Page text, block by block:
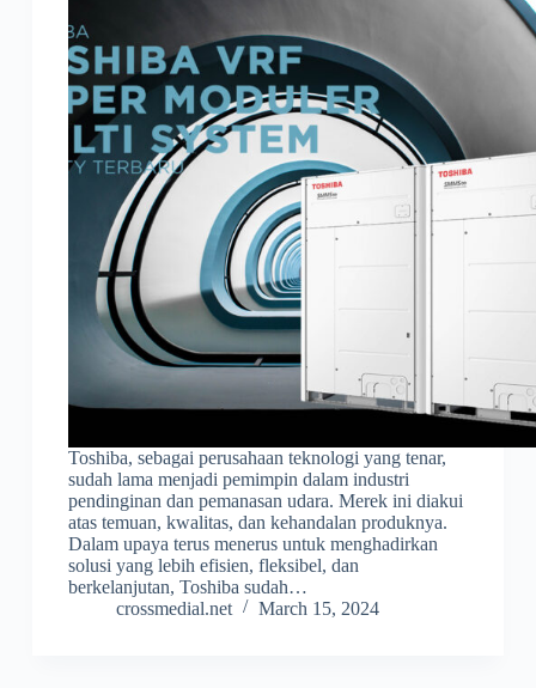
Toshiba, sebagai perusahaan teknologi yang tenar,
sudah lama menjadi pemimpin dalam industri
pendinginan dan pemanasan udara. Merek ini diakui
atas temuan, kwalitas, dan kehandalan produknya.
Dalam upaya terus menerus untuk menghadirkan
solusi yang lebih efisien, fleksibel, dan
berkelanjutan, Toshiba sudah…
crossmedial.net
March 15, 2024